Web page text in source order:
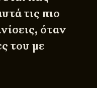
τις πιο
όταν
του με